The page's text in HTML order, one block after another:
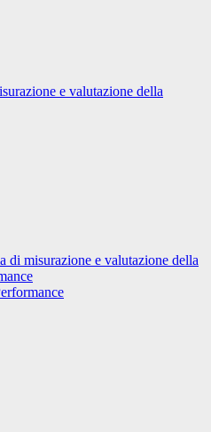
e valutazione della
di misurazione e valutazione della